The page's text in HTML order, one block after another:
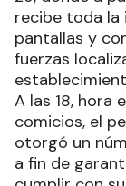
recibe toda la
pantallas y
fuerzas
A las 18, hora
comicios, el
otorgó un
a fin de